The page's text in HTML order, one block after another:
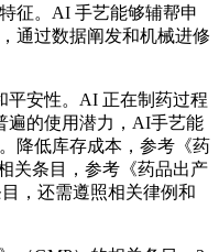
征。AI 手艺能够辅帮申
通过数据阐发和机械进修
安性。AI 正在制药过程
遍的使用潜力，AI手艺能
降低库存成本，参考《药
关条目，参考《药品出产
，还需遵照相关律例和